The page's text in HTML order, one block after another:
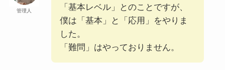
管理人
「基本レベル」とのことですが、
僕は「基本」と「応用」をやりま
した。
「難問」はやっておりません。